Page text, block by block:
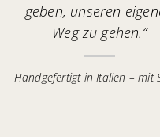
geben, unseren
Weg zu gehen.“
Handgefertigt in Italien – mit